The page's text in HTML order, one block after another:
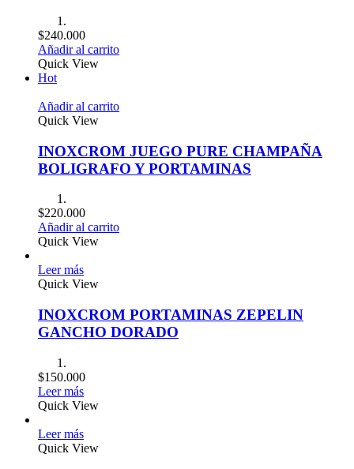
$240.000
Añadir al carrito
Quick View
Hot
Añadir al carrito
Quick View
INOXCROM JUEGO PURE CHAMPAÑA
BOLIGRAFO Y PORTAMINAS
$220.000
Añadir al carrito
Quick View
Leer más
Quick View
INOXCROM PORTAMINAS ZEPELIN
GANCHO DORADO
$150.000
Leer más
Quick View
Leer más
Quick View